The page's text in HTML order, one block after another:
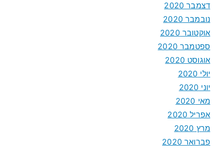
דצמבר 2020
נובמבר 2020
אוקטובר 2020
ספטמבר 2020
אוגוסט 2020
יולי 2020
יוני 2020
מאי 2020
אפריל 2020
מרץ 2020
פברואר 2020